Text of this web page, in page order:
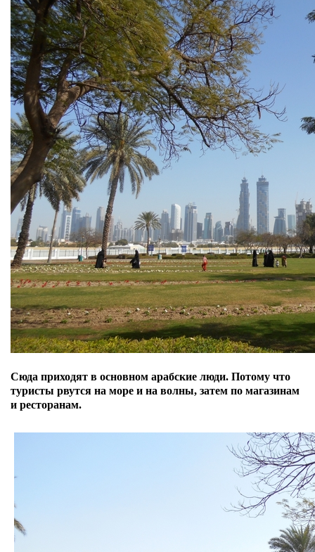
Сюда приходят в основном арабские люди. Потому что
туристы рвутся на море и на волны, затем по магазинам
и ресторанам.